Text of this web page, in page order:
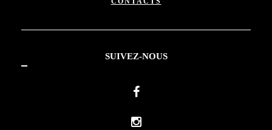
SUIVEZ-NOUS